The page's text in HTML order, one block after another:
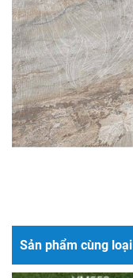
Sản phẩm cùng loại